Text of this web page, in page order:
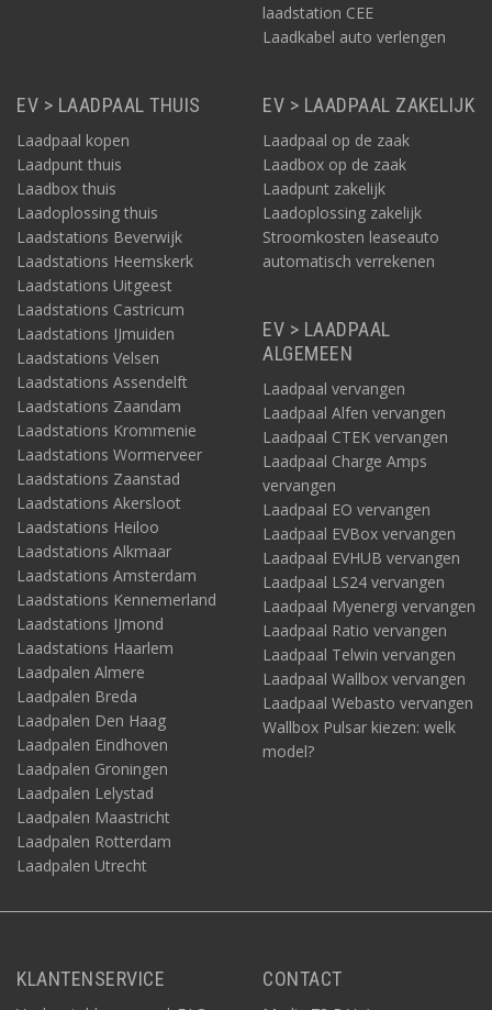
laadstation CEE
Laadkabel auto verlengen
EV > LAADPAAL THUIS
Laadpaal kopen
Laadpunt thuis
Laadbox thuis
Laadoplossing thuis
Laadstations Beverwijk
Laadstations Heemskerk
Laadstations Uitgeest
Laadstations Castricum
Laadstations IJmuiden
Laadstations Velsen
Laadstations Assendelft
Laadstations Zaandam
Laadstations Krommenie
Laadstations Wormerveer
Laadstations Zaanstad
Laadstations Akersloot
Laadstations Heiloo
Laadstations Alkmaar
Laadstations Amsterdam
Laadstations Kennemerland
Laadstations IJmond
Laadstations Haarlem
Laadpalen Almere
Laadpalen Breda
Laadpalen Den Haag
Laadpalen Eindhoven
Laadpalen Groningen
Laadpalen Lelystad
Laadpalen Maastricht
Laadpalen Rotterdam
Laadpalen Utrecht
EV > LAADPAAL ZAKELIJK
Laadpaal op de zaak
Laadbox op de zaak
Laadpunt zakelijk
Laadoplossing zakelijk
Stroomkosten leaseauto
automatisch verrekenen
EV > LAADPAAL
ALGEMEEN
Laadpaal vervangen
Laadpaal Alfen vervangen
Laadpaal CTEK vervangen
Laadpaal Charge Amps
vervangen
Laadpaal EO vervangen
Laadpaal EVBox vervangen
Laadpaal EVHUB vervangen
Laadpaal LS24 vervangen
Laadpaal Myenergi vervangen
Laadpaal Ratio vervangen
Laadpaal Telwin vervangen
Laadpaal Wallbox vervangen
Laadpaal Webasto vervangen
Wallbox Pulsar kiezen: welk
model?
KLANTENSERVICE CONTACT